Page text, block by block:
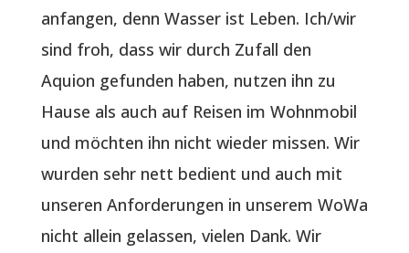
anfangen, denn Wasser ist Leben. Ich/wir
sind froh, dass wir durch Zufall den
Aquion gefunden haben, nutzen ihn zu
Hause als auch auf Reisen im Wohnmobil
und möchten ihn nicht wieder missen. Wir
wurden sehr nett bedient und auch mit
unseren Anforderungen in unserem WoWa
nicht allein gelassen, vielen Dank. Wir